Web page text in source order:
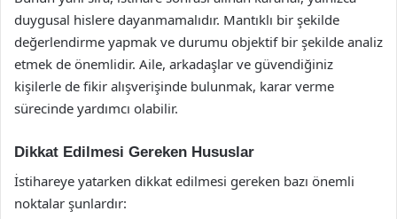
duygusal hislere dayanmamalıdır. Mantıklı bir şekilde
değerlendirme yapmak ve durumu objektif bir şekilde analiz
etmek de önemlidir. Aile, arkadaşlar ve güvendiğiniz
kişilerle de fikir alışverişinde bulunmak, karar verme
sürecinde yardımcı olabilir.
Dikkat Edilmesi Gereken Hususlar
İstihareye yatarken dikkat edilmesi gereken bazı önemli
noktalar şunlardır: